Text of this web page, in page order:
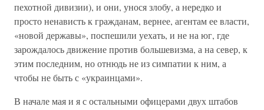
пехотной дивизии), и они, унося злобу, а нередко и
просто ненависть к гражданам, вернее, агентам ее власти,
«новой державы», поспешили уехать, и не на юг, где
зарождалось движение против большевизма, а на север, к
этим последним, но отнюдь не из симпатии к ним, а
чтобы не быть с «украинцами».
В начале мая и я с остальными офицерами двух штабов